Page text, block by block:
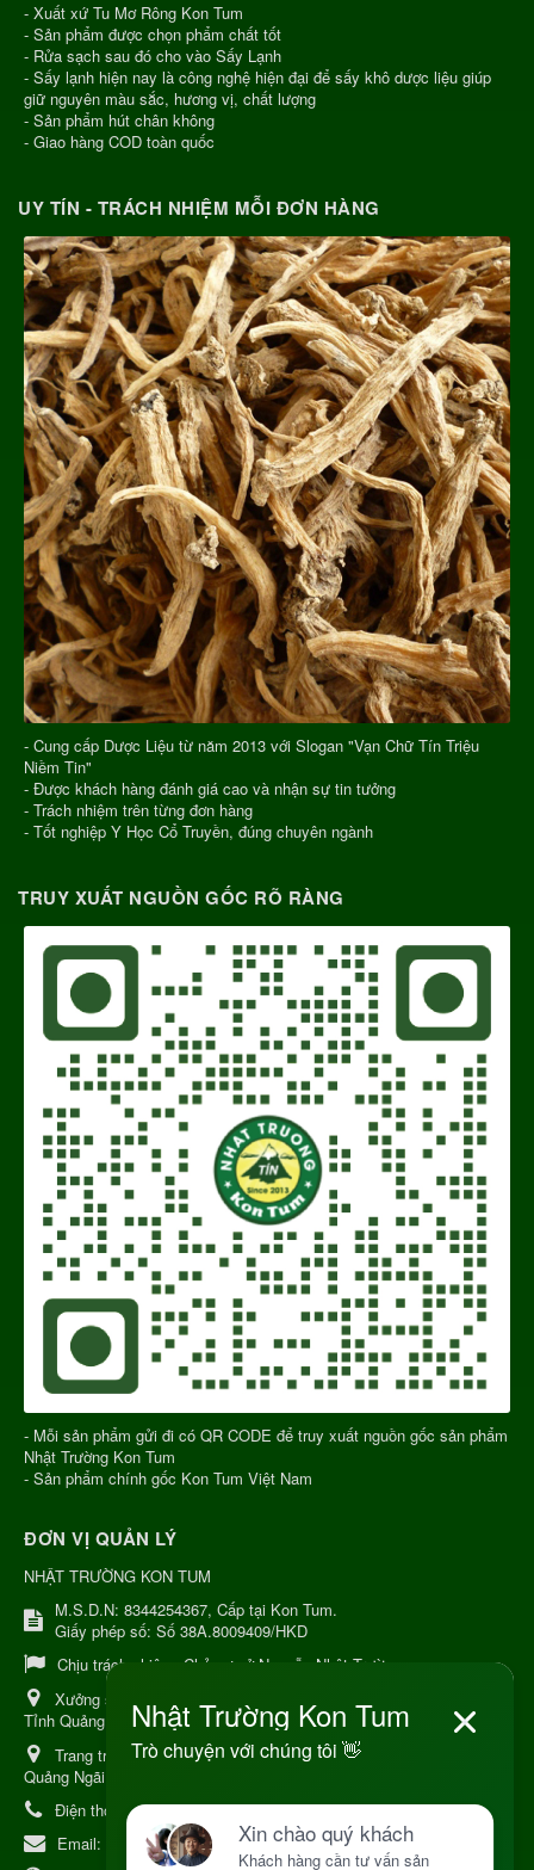
- Xuất xứ Tu Mơ Rông Kon Tum
- Sản phẩm được chọn phẩm chất tốt
- Rửa sạch sau đó cho vào Sấy Lạnh
- Sấy lạnh hiện nay là công nghệ hiện đại để sấy khô dược liệu giúp
giữ nguyên màu sắc, hương vị, chất lượng
- Sản phẩm hút chân không
- Giao hàng COD toàn quốc
UY TÍN - TRÁCH NHIỆM MỖI ĐƠN HÀNG
- Cung cấp Dược Liệu từ năm 2013 với Slogan "Vạn Chữ Tín Triệu
Niềm Tin"
- Được khách hàng đánh giá cao và nhận sự tin tưởng
- Trách nhiệm trên từng đơn hàng
- Tốt nghiệp Y Học Cổ Truyền, đúng chuyên ngành
TRUY XUẤT NGUỒN GỐC RÕ RÀNG
- Mỗi sản phẩm gửi đi có QR CODE để truy xuất nguồn gốc sản phẩm
Nhật Trường Kon Tum
- Sản phẩm chính gốc Kon Tum Việt Nam
ĐƠN VỊ QUẢN LÝ
NHẬT TRƯỜNG KON TUM
M.S.D.N: 8344254367, Cấp tại Kon Tum.
Giấy phép số: Số 38A.8009409/HKD
Chịu trách nhiệm: Chủ cơ sở Nguyễn Nhật Trường
Xưởng sản xuất:
Tỉnh Quảng Ngải
Trang trại Dược Liệu Hữu Cơ:Khu 37 Hộ Xã Măng Đen Tỉnh
Quảng Ngãi
Điện thoại:+84 906968923
Email:
kinhdoanh@nhattruongkontum.com